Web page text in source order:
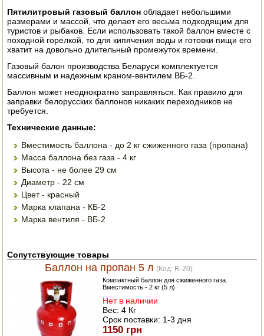
ДРОВОКОЛЫ
ГАЗОВЫЕ БАЛЛОНЫ
НАСТОЛЬНЫЕ ПЛИТЫ
ЭЛЕКТРО И БЕНЗО ИНСТРУМЕНТ
ОПРЫСКИВАТЕЛИ
ЭЛЕКТРО ШАШЛЫЧНИЦЫ
СОКОВЫЖИМАЛКИ
СУШИЛКИ ПРОДУКТОВ
СОКОВАРКИ
ДЛЯ ФЕРМЕРА
ОБОРУДОВАНИЕ ДЛЯ ПЧЕЛОВОДСТВА
ДОИЛЬНЫЕ АППАРАТЫ
СРЕДСТВА ОТ ВРЕДИТЕЛЕЙ
Пятилитровый газовый баллон обладает небольшими
размерами и массой, что делает его весьма подходящим для
туристов и рыбаков. Если использовать такой баллон вместе с
походной горелкой, то для кипячения воды и готовки пищи его
хватит на довольно длительный промежуток времени.
Газовый балон производства Беларуси комплектуется
массивным и надежным краном-вентилем ВБ-2.
Баллон может неоднократно заправляться. Как правило для
заправки белорусских баллонов никаких переходников не
требуется.
Технические данные:
Вместимость баллона - до 2 кг сжиженного газа (пропана)
Масса баллона без газа - 4 кг
Высота - не более 29 см
Диаметр - 22 см
Цвет - красный
Марка клапана - КБ-2
Марка вентиля - ВБ-2
Сопутствующие товары
Баллон на пропан 5 л (Код: R-20)
Компактный баллон для сжиженного газа.
Вместимость - 2 кг (5 л)
Нет в наличии
Вес:4 Кг
Срок поставки: 1-3 дня
1150 грн